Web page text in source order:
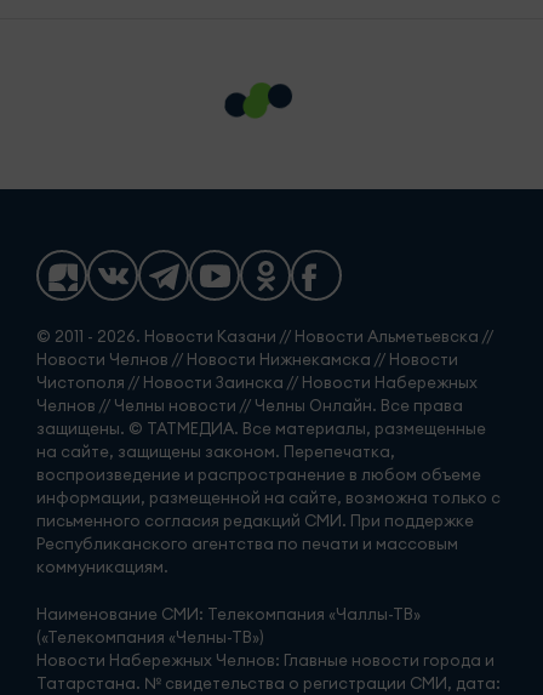
© 2011 - 2026. Новости Казани // Новости Альметьевска //
Новости Челнов // Новости Нижнекамска // Новости
Чистополя // Новости Заинска // Новости Набережных
Челнов // Челны новости // Челны Онлайн. Все права
защищены. © ТАТМЕДИА. Все материалы, размещенные
на сайте, защищены законом. Перепечатка,
воспроизведение и распространение в любом объеме
информации, размещенной на сайте, возможна только с
письменного согласия редакций СМИ. При поддержке
Республиканского агентства по печати и массовым
коммуникациям.
Наименование СМИ: Телекомпания «Чаллы-ТВ»
(«Телекомпания «Челны-ТВ»)
Новости Набережных Челнов: Главные новости города и
Татарстана. № свидетельства о регистрации СМИ, дата: